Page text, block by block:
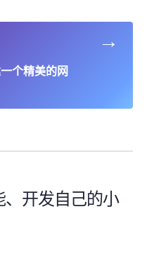
个精美的网
→
开发自己的小